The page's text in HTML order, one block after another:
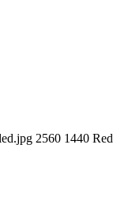
2560 1440